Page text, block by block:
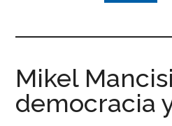
Mikel
democracia